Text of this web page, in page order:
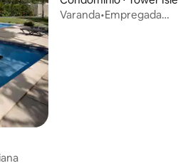
Varanda•Empregada